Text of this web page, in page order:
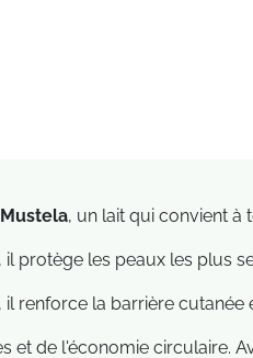
, un lait qui convient à
protège les peaux les plus
renforce la barrière
et de l'économie circulaire.